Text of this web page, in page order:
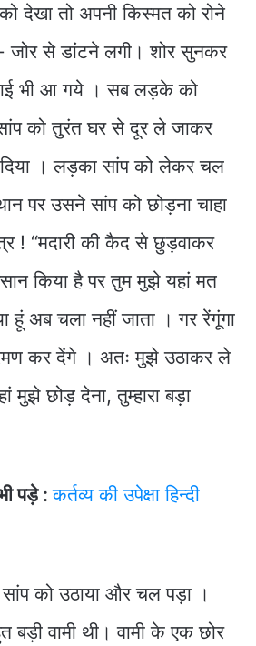
देखा तो अपनी किस्मत को रोने
से डांटने लगी। शोर सुनकर
भी आ गये । सब लड़के को
को तुरंत घर से दूर ले जाकर
। लड़का सांप को लेकर चल
पर उसने सांप को छोड़ना चाहा
! “मदारी की कैद से छुड़वाकर
किया है पर तुम मुझे यहां मत
हूं अब चला नहीं जाता । गर रेंगूंगा
कर देंगे । अतः मुझे उठाकर ले
मुझे छोड़ देना, तुम्हारा बड़ा
पड़े : कर्तव्य की उपेक्षा हिन्दी
को उठाया और चल पड़ा ।
बड़ी वामी थी। वामी के एक छोर